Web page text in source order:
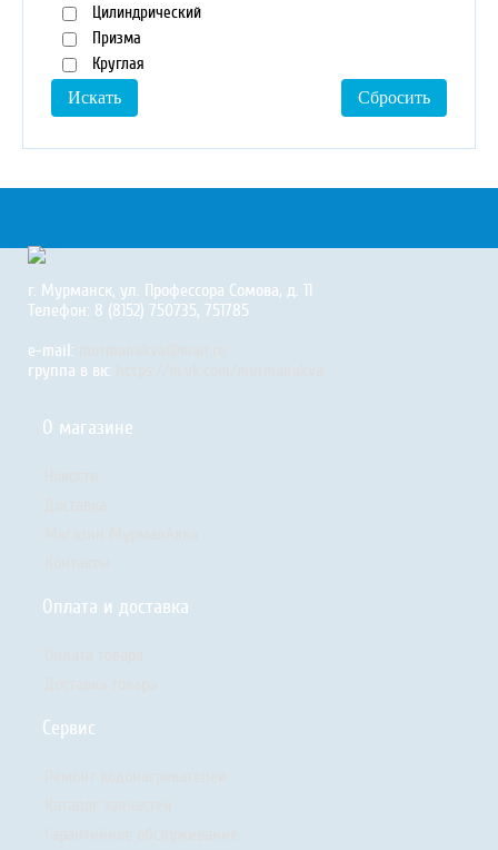
Цилиндрический
Призма
Круглая
г. Мурманск, ул. Профессора Сомова, д. 11
Телефон: 8 (8152) 750735, 751785
e-mail:
группа в вк:
О магазине
Оплата и доставка
Сервис